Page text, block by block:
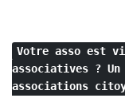
Votre asso est
associatives ?
associations